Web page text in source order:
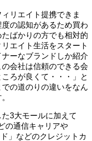
リエイト提携できま
の認知があるため買わ
ばかりの方でも相対的
エイト生活をスタート
ーなブランドしか紹介
会社は信頼のできる会
ろが良くて・・・」と
の道のりの違いをなん
3大モールに加えて
の通信キャリアや
」などのクレジットカ